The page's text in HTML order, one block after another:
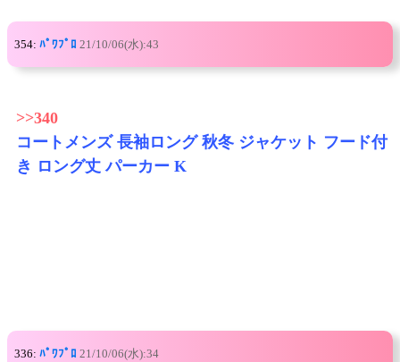
354: ﾊﾟﾜﾌﾟﾛ 21/10/06(水):43
>>340
コートメンズ 長袖ロング 秋冬 ジャケット フード付
き ロング丈 パーカー K
336: ﾊﾟﾜﾌﾟﾛ 21/10/06(水):34